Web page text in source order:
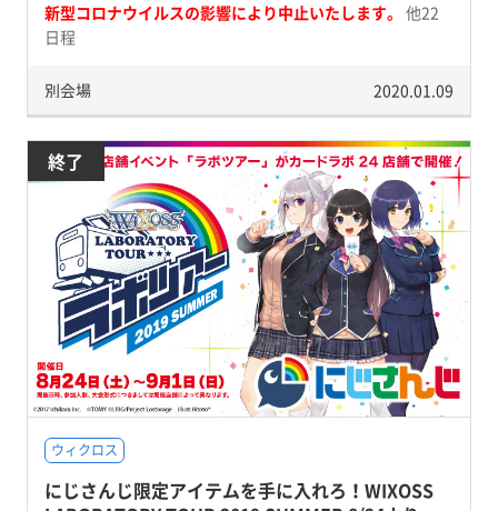
新型コロナウイルスの影響により中止いたします。 他22
日程
別会場 2020.01.09
終了
ウィクロス
にじさんじ限定アイテムを手に入れろ！WIXOSS